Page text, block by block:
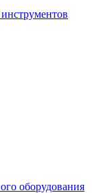
оборудования